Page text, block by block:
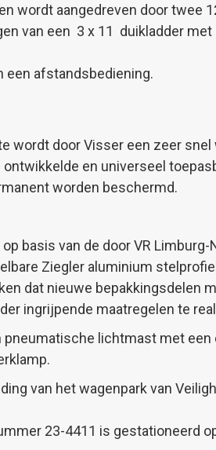
wordt aangedreven door twee
van een 3 x 11 duikladder
een afstandsbediening.
wordt door Visser een zeer
en universeel
worden beschermd.
basis van de door VR
Ziegler aluminium
dat nieuwe bepakkingsdelen
ingrijpende maatregelen te
lichtmast met een
van het wagenpark van
23-4411 is gestationeerd